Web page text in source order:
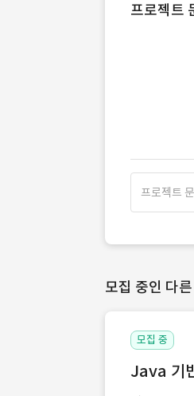
프로젝트
프로젝트
모집 중인 다
모집 중
Java 기